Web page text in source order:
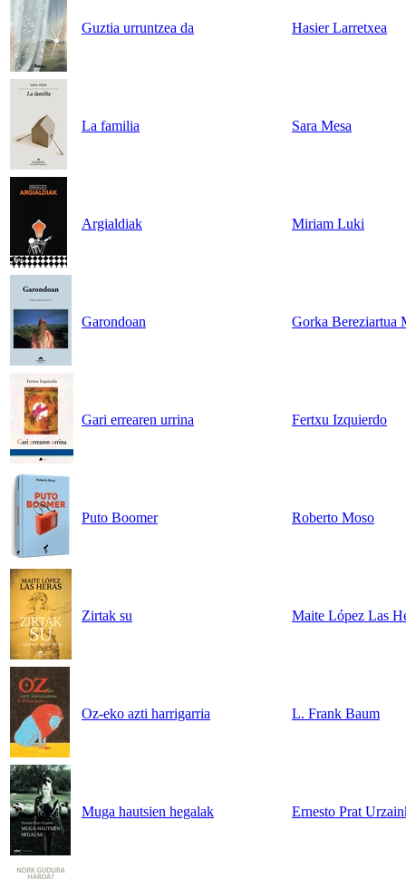
Guztia urruntzea da Hasier Larretxea
La familia Sara Mesa
Argialdiak Miriam Luki
Garondoan Gorka Bereziartua
Gari errearen urrina Fertxu Izquierdo
Puto Boomer Roberto Moso
Zirtak su Maite López Las
Oz-eko azti harrigarria L. Frank Baum
Muga hautsien hegalak Ernesto Prat